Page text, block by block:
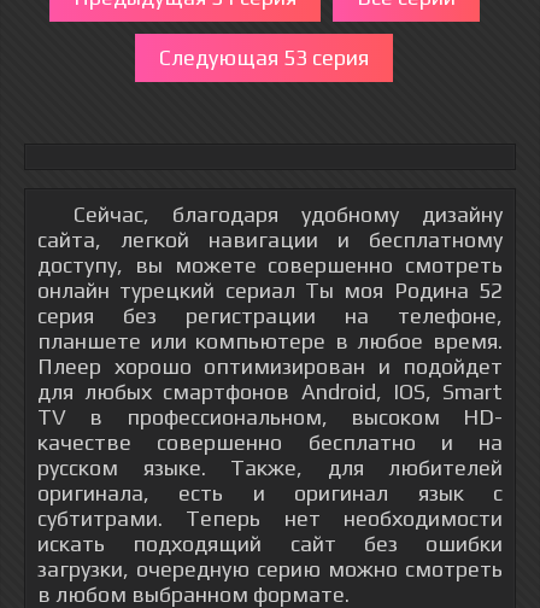
Следующая 53 серия
Сейчас, благодаря удобному дизайну
сайта, легкой навигации и бесплатному
доступу, вы можете совершенно смотреть
онлайн турецкий сериал Ты моя Родина 52
серия без регистрации на телефоне,
планшете или компьютере в любое время.
Плеер хорошо оптимизирован и подойдет
для любых смартфонов Android, IOS, Smart
TV в профессиональном, высоком HD-
качестве совершенно бесплатно и на
русском языке. Также, для любителей
оригинала, есть и оригинал язык с
субтитрами. Теперь нет необходимости
искать подходящий сайт без ошибки
загрузки, очередную серию можно смотреть
в любом выбранном формате.